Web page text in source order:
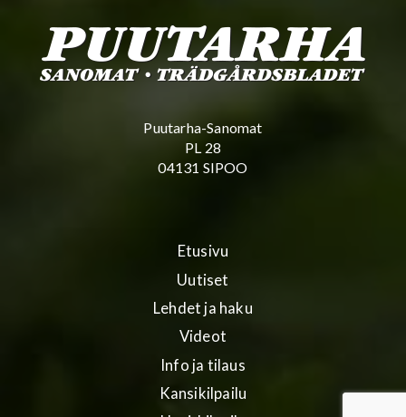
Puutarha-Sanomat
PL 28
04131 SIPOO
Etusivu
Uutiset
Lehdet ja haku
Videot
Info ja tilaus
Kansikilpailu